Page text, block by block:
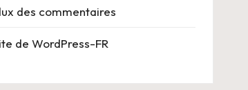
des commentaires
de WordPress-FR